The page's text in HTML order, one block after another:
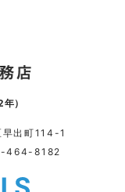
）
出町114-1
464-8182